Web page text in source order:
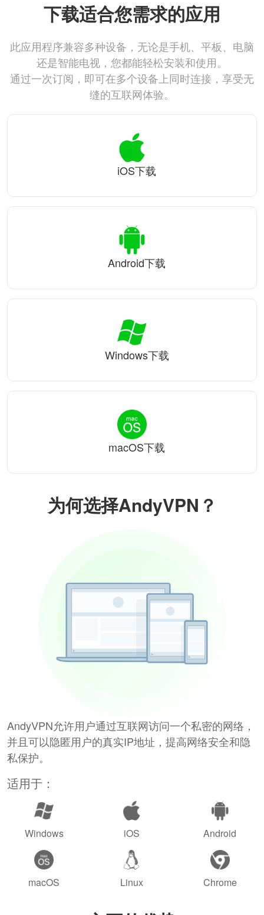
为何选择AndyVPN？
AndyVPN允许用户通过互联网访问一个私密的网络，
并且可以隐匿用户的真实IP地址，提高网络安全和隐
私保护。
适用于：
Windows iOS Android
macOS Linux Chrome
下载适合您需求的应用
此应用程序兼容多种设备，无论是手机、平板、电脑
还是智能电视，您都能轻松安装和使用。
通过一次订阅，即可在多个设备上同时连接，享受无
缝的互联网体验。
iOS下载
Android下载
Windows下载
macOS下载